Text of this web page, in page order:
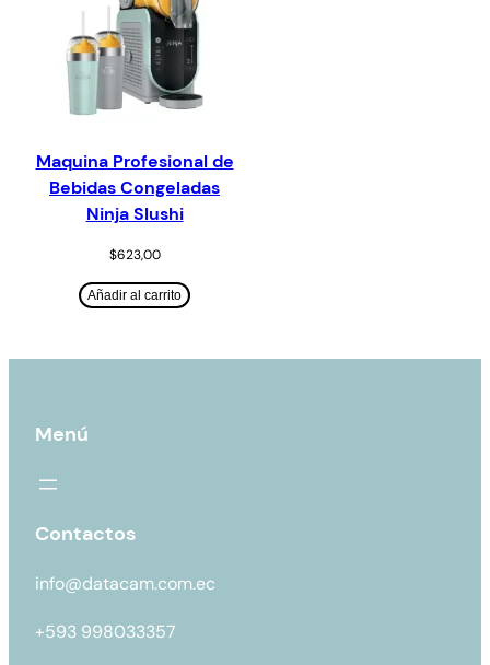
Maquina Profesional de
Bebidas Congeladas
Ninja Slushi
$623,00
Añadir al carrito
Menú
Contactos
info@datacam.com.ec
+593 998033357